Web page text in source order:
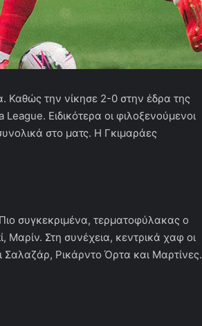
Καθώς την νίκησε 2-0 στην έδρα της
Ειδικότερα οι φιλοξενούμενοι
στο ματς. Η Γκιμαράες
συγκεκριμένα, τερματοφύλακας ο
Μαρίν. Στη συνέχεια, κεντρικά χαφ οι
Σαλαζάρ, Ρικάρντο Όρτα και Μαρτίνες.